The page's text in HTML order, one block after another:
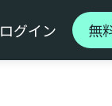
ログイン 無